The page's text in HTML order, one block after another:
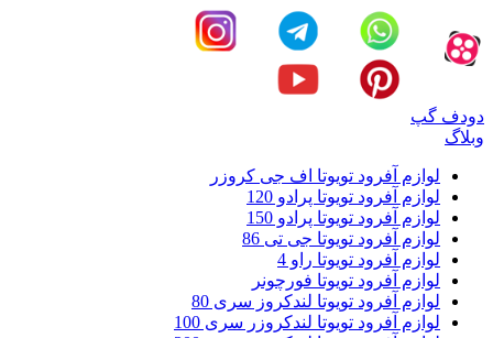
دودف گپ
وبلاگ
لوازم آفرود تویوتا اف جی کروزر
لوازم آفرود تویوتا پرادو 120
لوازم آفرود تویوتا پرادو 150
لوازم آفرود تویوتا جی تی 86
لوازم آفرود تویوتا راو 4
لوازم آفرود تویوتا فورچونر
لوازم آفرود تویوتا لندکروز سری 80
لوازم آفرود تویوتا لندکروزر سری 100